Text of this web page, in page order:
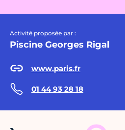
Activité proposée par :
Piscine Georges Rigal
www.paris.fr
01 44 93 28 18